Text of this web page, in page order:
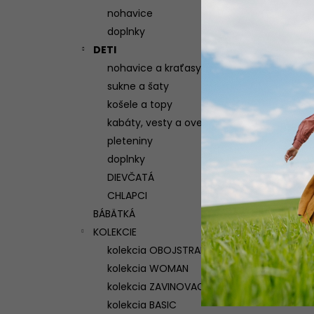
nohavice
doplnky
DETI
nohavice a kraťasy
sukne a šaty
košele a topy
kabáty, vesty a overaly
pleteniny
doplnky
DIEVČATÁ
CHLAPCI
BÁBÄTKÁ
KOLEKCIE
kolekcia OBOJSTRANNÁ
kolekcia WOMAN
kolekcia ZAVINOVACIA
kolekcia BASIC